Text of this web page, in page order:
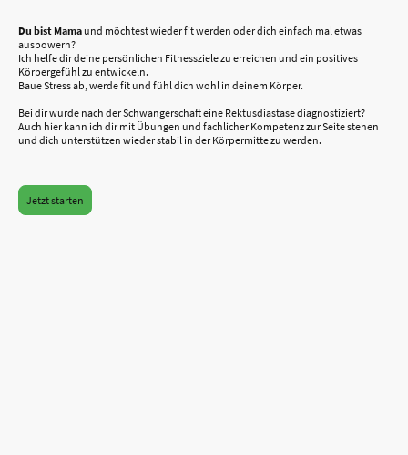
Du bist Mama und möchtest wieder fit werden oder dich einfach mal etwas
auspowern?
Ich helfe dir deine persönlichen Fitnessziele zu erreichen und ein positives
Körpergefühl zu entwickeln.
Baue Stress ab, werde fit und fühl dich wohl in deinem Körper.
Bei dir wurde nach der Schwangerschaft eine Rektusdiastase diagnostiziert?
Auch hier kann ich dir mit Übungen und fachlicher Kompetenz zur Seite stehen
und dich unterstützen wieder stabil in der Körpermitte zu werden.
Jetzt starten